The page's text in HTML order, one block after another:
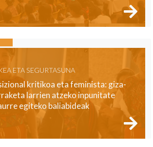
ETA SEGURTASUNA
kritikoa eta feminista: giza-
larrien atzeko inpunitate
egiteko baliabideak